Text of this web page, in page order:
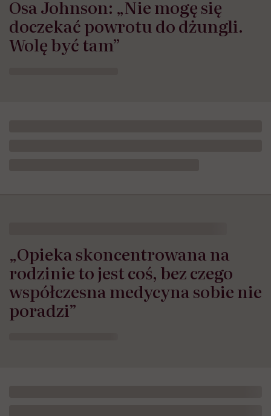
Osa Johnson: „Nie mogę się
doczekać powrotu do dżungli.
Wolę być tam”
„Opieka skoncentrowana na
rodzinie to jest coś, bez czego
współczesna medycyna sobie nie
poradzi”